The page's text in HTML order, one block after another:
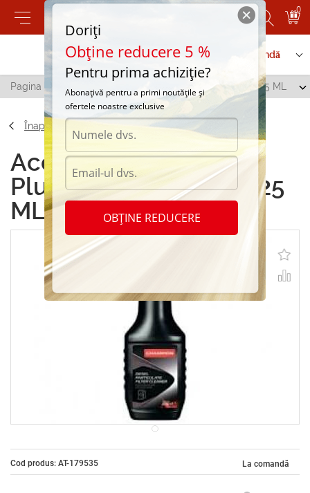
0
Contactați-ne Serviciu de comandă
Pagina principală CHAMPION Plus D.P.F. CLEANER 325 ML
Înapoi
Accesorii CHAMPION
Plus D.P.F. CLEANER 325
ML
Cod produs: AT-179535 La comandă
Doriți
Obține reducere 5 %
Pentru prima achiziție?
Abonațivă pentru a primi noutățile și
ofertele noastre exclusive
OBȚINE REDUCERE